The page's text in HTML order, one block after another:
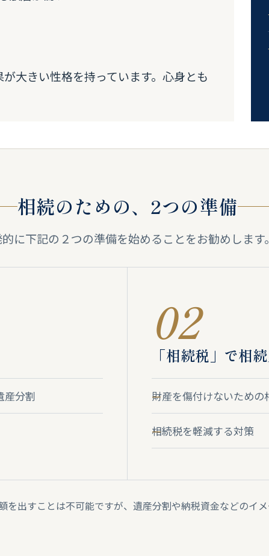
大きい性格を持っています。心身とも
相続のための、2つの準備
的に下記の２つの準備を始めることをお勧めします。
産分割
02
「相続税」で相
財産を傷付けないため
相続税を軽減する対策
出すことは不可能ですが、遺産分割や納税資金などのイメ